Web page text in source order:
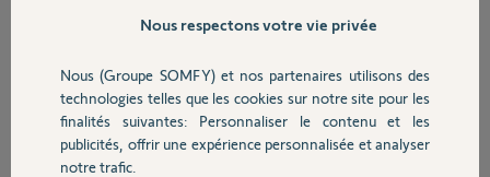
Sécurité
Domotique
eric P.
il y a environ 2 mois
Participer au fil de discussion
Nous respectons votre vie privée
Nous (Groupe SOMFY) et nos partenaires utilisons des
technologies telles que les cookies sur notre site pour les
finalités suivantes: Personnaliser le contenu et les
publicités, offrir une expérience personnalisée et analyser
notre trafic.